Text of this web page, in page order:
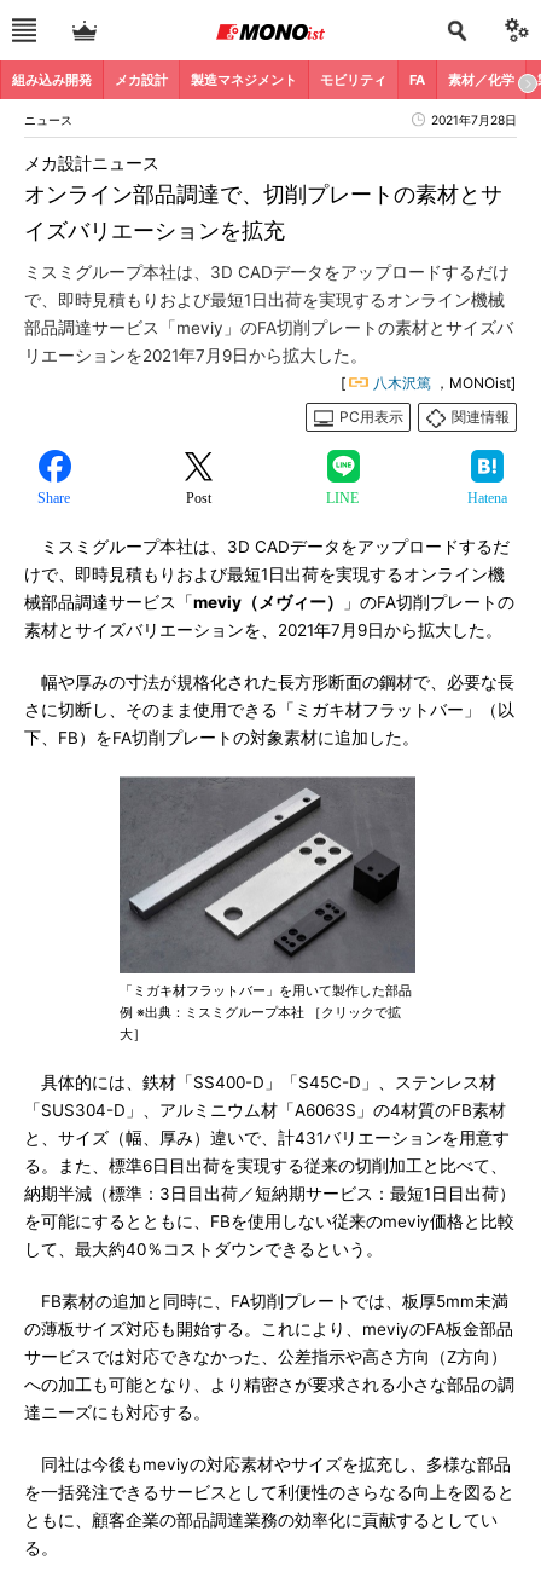
組み込み開発 メカ設計 製造マネジメント モビリティ FA 素材／化学
ニュース 2021年7月28日
オンライン部品調達で、切削プレートの素材とサ
イズバリエーションを拡充
メカ設計ニュース
ミスミグループ本社は、3D CADデータをアップロードするだけ
で、即時見積もりおよび最短1日出荷を実現するオンライン機械
部品調達サービス「meviy」のFA切削プレートの素材とサイズバ
リエーションを2021年7月9日から拡大した。
[ 八木沢篤 ，MONOist]
PC用表示
関連情報
Share Post LINE Hatena
ミスミグループ本社は、3D CADデータをアップロードするだ
けで、即時見積もりおよび最短1日出荷を実現するオンライン機
械部品調達サービス「meviy（メヴィー）
」のFA切削プレートの
素材とサイズバリエーションを、2021年7月9日から拡大した。
幅や厚みの寸法が規格化された長方形断面の鋼材で、必要な長
さに切断し、そのまま使用できる「ミガキ材フラットバー」（以
下、FB）をFA切削プレートの対象素材に追加した。
「ミガキ材フラットバー」を用いて製作した部品
例 ※出典：ミスミグループ本社 ［クリックで拡
大］
具体的には、鉄材「SS400-D」「S45C-D」、ステンレス材
「SUS304-D」、アルミニウム材「A6063S」の4材質のFB素材
と、サイズ（幅、厚み）違いで、計431バリエーションを用意す
る。また、標準6日目出荷を実現する従来の切削加工と比べて、
納期半減（標準：3日目出荷／短納期サービス：最短1日目出荷）
を可能にするとともに、FBを使用しない従来のmeviy価格と比較
して、最大約40％コストダウンできるという。
FB素材の追加と同時に、FA切削プレートでは、板厚5mm未満
の薄板サイズ対応も開始する。これにより、meviyのFA板金部品
サービスでは対応できなかった、公差指示や高さ方向（Z方向）
への加工も可能となり、より精密さが要求される小さな部品の調
達ニーズにも対応する。
同社は今後もmeviyの対応素材やサイズを拡充し、多様な部品
を一括発注できるサービスとして利便性のさらなる向上を図ると
ともに、顧客企業の部品調達業務の効率化に貢献するとしてい
る。